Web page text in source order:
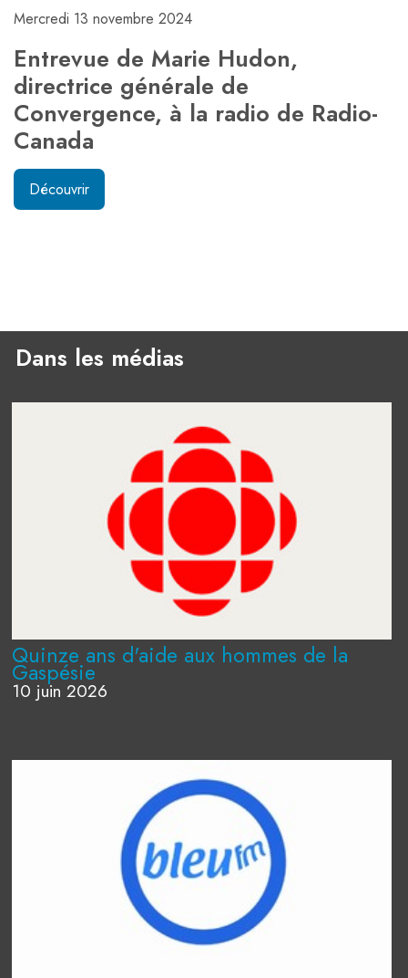
Mercredi 13 novembre 2024
Entrevue de Marie Hudon,
directrice générale de
Convergence, à la radio de Radio-
Canada
Découvrir
Dans les médias
Quinze ans d'aide aux hommes de la
Gaspésie
10 juin 2026